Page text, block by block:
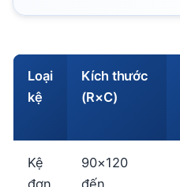
Loại
kệ
Kích thước
(R×C)
Kệ
90×120